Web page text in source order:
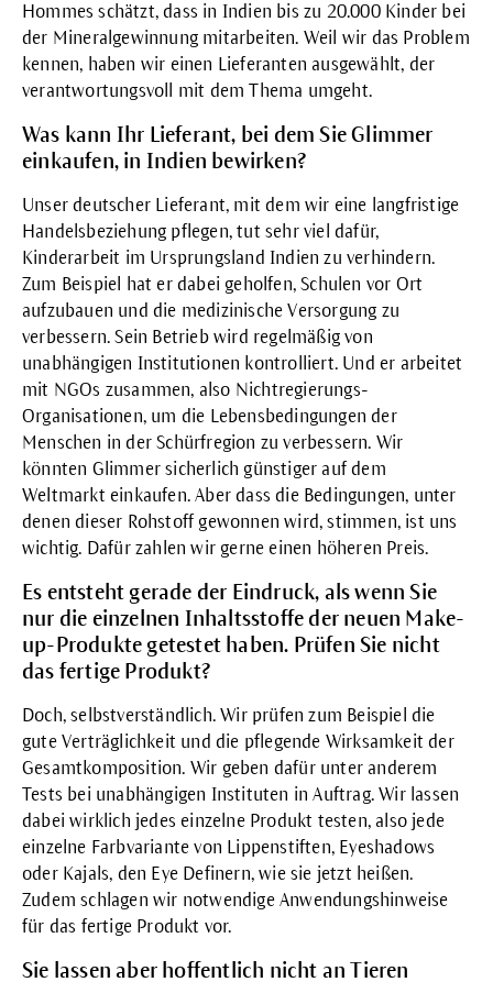
Hommes schätzt, dass in Indien bis zu 20.000 Kinder bei
der Mineralgewinnung mitarbeiten. Weil wir das Problem
kennen, haben wir einen Lieferanten ausgewählt, der
verantwortungsvoll mit dem Thema umgeht.
Was kann Ihr Lieferant, bei dem Sie Glimmer
einkaufen, in Indien bewirken?
Unser deutscher Lieferant, mit dem wir eine langfristige
Handelsbeziehung pflegen, tut sehr viel dafür,
Kinderarbeit im Ursprungsland Indien zu verhindern.
Zum Beispiel hat er dabei geholfen, Schulen vor Ort
aufzubauen und die medizinische Versorgung zu
verbessern. Sein Betrieb wird regelmäßig von
unabhängigen Institutionen kontrolliert. Und er arbeitet
mit NGOs zusammen, also Nichtregierungs-
Organisationen, um die Lebensbedingungen der
Menschen in der Schürfregion zu verbessern. Wir
könnten Glimmer sicherlich günstiger auf dem
Weltmarkt einkaufen. Aber dass die Bedingungen, unter
denen dieser Rohstoff gewonnen wird, stimmen, ist uns
wichtig. Dafür zahlen wir gerne einen höheren Preis.
Es entsteht gerade der Eindruck, als wenn Sie
nur die einzelnen Inhaltsstoffe der neuen Make-
up-Produkte getestet haben. Prüfen Sie nicht
das fertige Produkt?
Doch, selbstverständlich. Wir prüfen zum Beispiel die
gute Verträglichkeit und die pflegende Wirksamkeit der
Gesamtkomposition. Wir geben dafür unter anderem
Tests bei unabhängigen Instituten in Auftrag. Wir lassen
dabei wirklich jedes einzelne Produkt testen, also jede
einzelne Farbvariante von Lippenstiften, Eyeshadows
oder Kajals, den Eye Definern, wie sie jetzt heißen.
Zudem schlagen wir notwendige Anwendungshinweise
für das fertige Produkt vor.
Sie lassen aber hoffentlich nicht an Tieren